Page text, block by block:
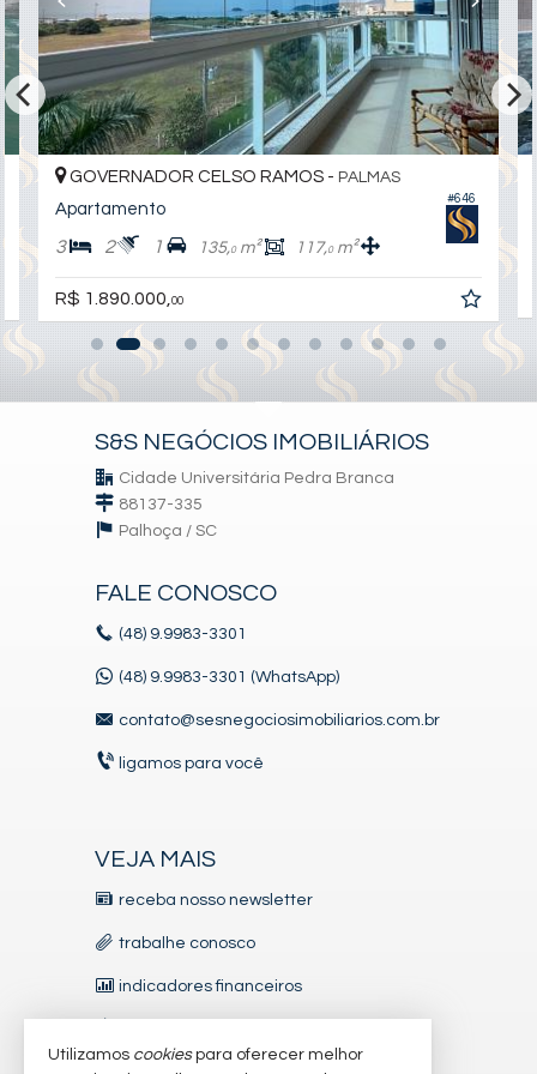
Acessibilidade para PNE
#646
GOVERNADOR CELSO RAMOS - PALMAS
Apartamento
3 2 1 135,0m² 117,0m²
R$ 1.890.000, 00
S&S NEGÓCIOS IMOBILIÁRIOS
Cidade Universitária Pedra Branca
88137-335
Palhoça / SC
FALE CONOSCO
(48) 9.9983-3301
(48) 9.9983-3301 (WhatsApp)
contato@sesnegociosimobiliarios.com.br
ligamos para você
VEJA MAIS
receba nosso newsletter
trabalhe conosco
indicadores financeiros
Utilizamos cookiespara oferecer melhor